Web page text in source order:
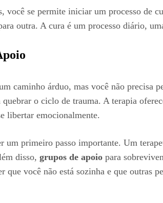
você se permite iniciar um processo de
outra. A cura é um processo diário,
caminho árduo, mas você não
o ciclo de trauma. A terapia
libertar emocionalmente.
um primeiro passo importante. Um
disso, grupos de apoio para
que você não está sozinha e que outras